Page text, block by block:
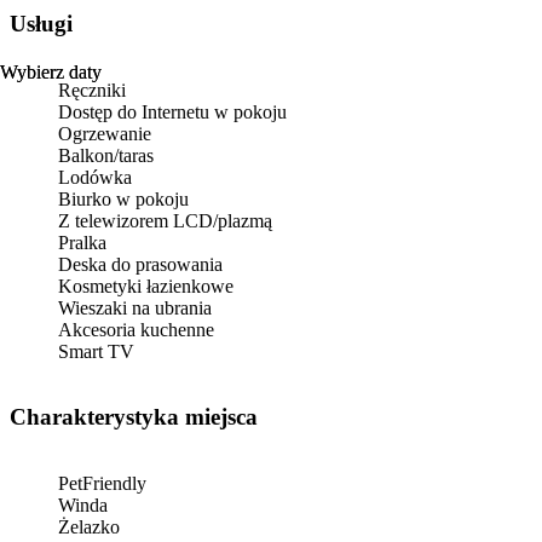
Wybierz daty
Wybierz daty
Usługi
Ręczniki
Dostęp do Internetu w pokoju
Ogrzewanie
Balkon/taras
Lodówka
Biurko w pokoju
Z telewizorem LCD/plazmą
Pralka
Deska do prasowania
Kosmetyki łazienkowe
Wieszaki na ubrania
Akcesoria kuchenne
Smart TV
Charakterystyka miejsca
PetFriendly
Winda
Żelazko